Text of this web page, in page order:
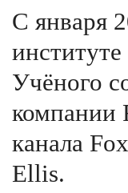
С января
Учёного
компании
канала
Ellis.